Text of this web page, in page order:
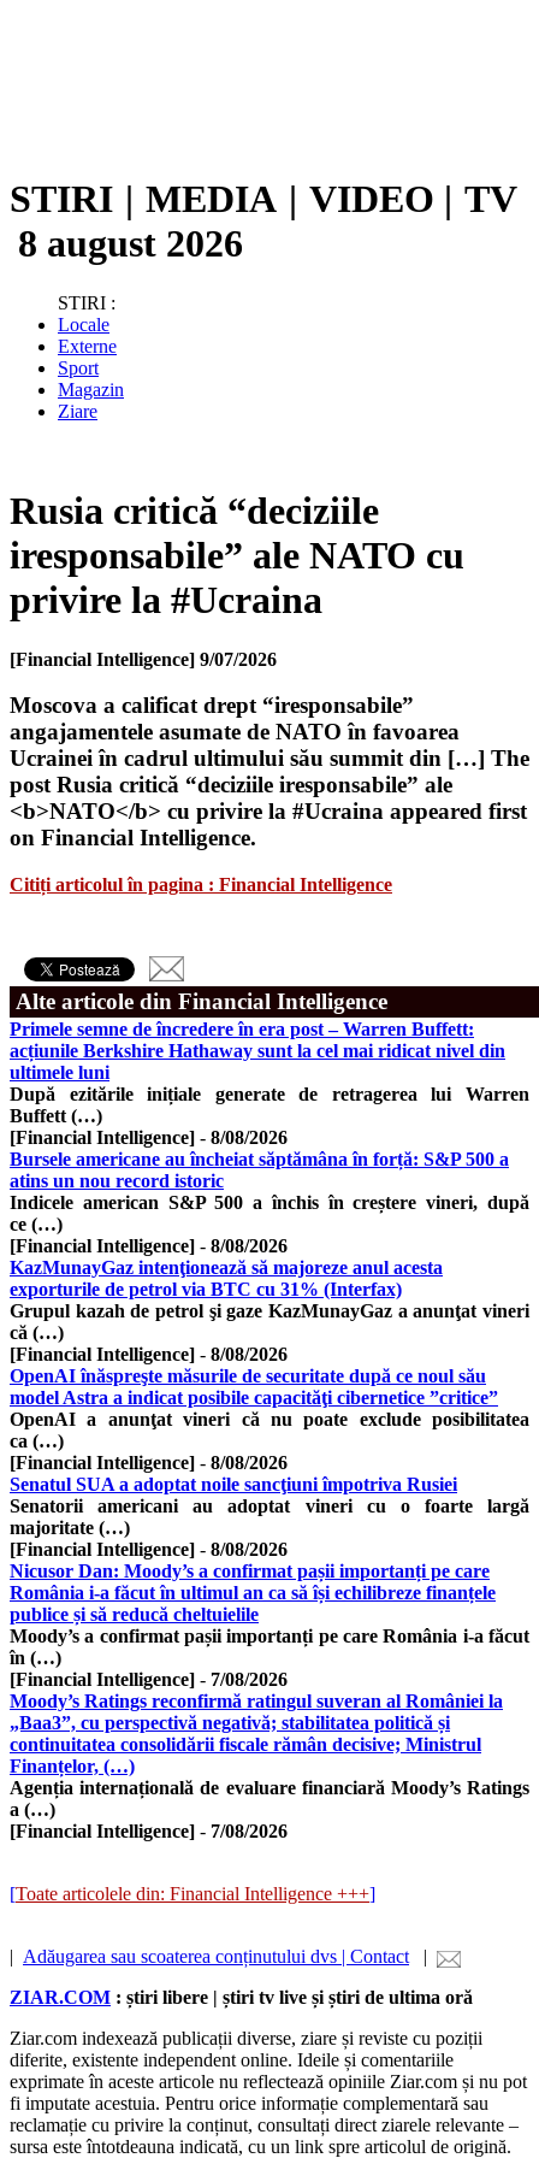
STIRI | MEDIA | VIDEO | TV
8 august 2026
STIRI :
Locale
Externe
Sport
Magazin
Ziare
Rusia critică “deciziile
iresponsabile” ale NATO cu
privire la #Ucraina
[Financial Intelligence] 9/07/2026
Moscova a calificat drept “iresponsabile”
angajamentele asumate de NATO în favoarea
Ucrainei în cadrul ultimului său summit din […] The
post Rusia critică “deciziile iresponsabile” ale
<b>NATO</b> cu privire la #Ucraina appeared first
on Financial Intelligence.
Citiți articolul în pagina : Financial Intelligence
Alte articole din Financial Intelligence
Primele semne de încredere în era post – Warren Buffett:
acțiunile Berkshire Hathaway sunt la cel mai ridicat nivel din
ultimele luni
După ezitările inițiale generate de retragerea lui Warren
Buffett (…)
[Financial Intelligence] - 8/08/2026
Bursele americane au încheiat săptămâna în forță: S&P 500 a
atins un nou record istoric
Indicele american S&P 500 a închis în creștere vineri, după
ce (…)
[Financial Intelligence] - 8/08/2026
KazMunayGaz intenţionează să majoreze anul acesta
exporturile de petrol via BTC cu 31% (Interfax)
Grupul kazah de petrol şi gaze KazMunayGaz a anunţat vineri
că (…)
[Financial Intelligence] - 8/08/2026
OpenAI înăspreşte măsurile de securitate după ce noul său
model Astra a indicat posibile capacităţi cibernetice ”critice”
OpenAI a anunţat vineri că nu poate exclude posibilitatea
ca (…)
[Financial Intelligence] - 8/08/2026
Senatul SUA a adoptat noile sancţiuni împotriva Rusiei
Senatorii americani au adoptat vineri cu o foarte largă
majoritate (…)
[Financial Intelligence] - 8/08/2026
Nicusor Dan: Moody’s a confirmat pașii importanți pe care
România i-a făcut în ultimul an ca să își echilibreze finanțele
publice și să reducă cheltuielile
Moody’s a confirmat pașii importanți pe care România i-a făcut
în (…)
[Financial Intelligence] - 7/08/2026
Moody’s Ratings reconfirmă ratingul suveran al României la
„Baa3”, cu perspectivă negativă; stabilitatea politică și
continuitatea consolidării fiscale rămân decisive; Ministrul
Finanțelor, (…)
Agenția internațională de evaluare financiară Moody’s Ratings
a (…)
[Financial Intelligence] - 7/08/2026
[Toate articolele din: Financial Intelligence +++]
| Adăugarea sau scoaterea conținutului dvs | Contact |
ZIAR.COM : știri libere | știri tv live și știri de ultima oră
Ziar.com indexează publicații diverse, ziare și reviste cu poziții
diferite, existente independent online. Ideile și comentariile
exprimate în aceste articole nu reflectează opiniile Ziar.com și nu pot
fi imputate acestuia. Pentru orice informație complementară sau
reclamație cu privire la conținut, consultați direct ziarele relevante –
sursa este întotdeauna indicată, cu un link spre articolul de origină.